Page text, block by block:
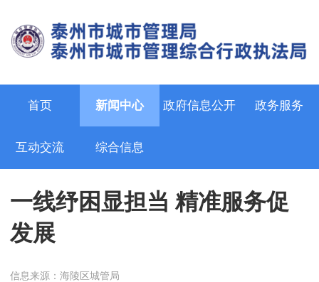
首页 新闻中心 政府信息公开 政务服务
互动交流 综合信息
一线纾困显担当 精准服务促
发展
信息来源：海陵区城管局